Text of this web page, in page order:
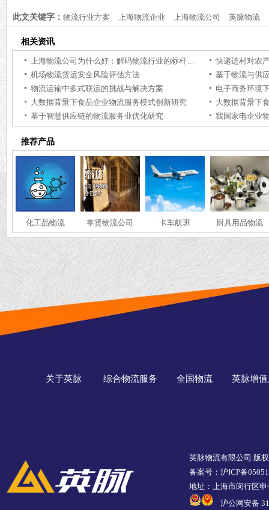
此文关键字： 物流行业方案 上海物流企业 上海物流公司 英脉物流
相关资讯
上海物流公司为什么好：解码物流行业的标杆力量【行业百科】
快递进村对农
机场物流货运安全风险评估方法
基于物流与供
物流运输中多式联运的挑战与解决方案
电子商务环境
大数据背景下食品企业物流服务模式创新研究
大数据背景下
基于智慧供应链的物流服务业优化研究
推荐产品
化工品物流 奉贤物流公司 卡车航班 厨具用品物流
关于英脉 综合物流服务 全国物流 英脉增
英脉物流有限公司 版
备案号：沪ICP备
地址：上海市闵行区
沪公网安备